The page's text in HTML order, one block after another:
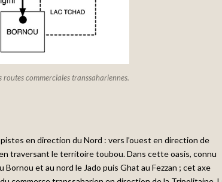
commerciales transsahariennes.
en direction du Nord : vers l’ouest en direction de
traversant le territoire toubou. Dans cette oasis, connu
et au nord le Jado puis Ghat au Fezzan ; cet axe